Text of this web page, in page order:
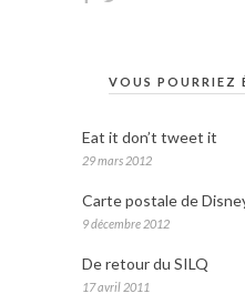
VOUS POURRIEZ
Eat it don’t tweet it
29 mars 2012
Carte postale de
9 décembre 2012
De retour du SILQ
17 avril 2011